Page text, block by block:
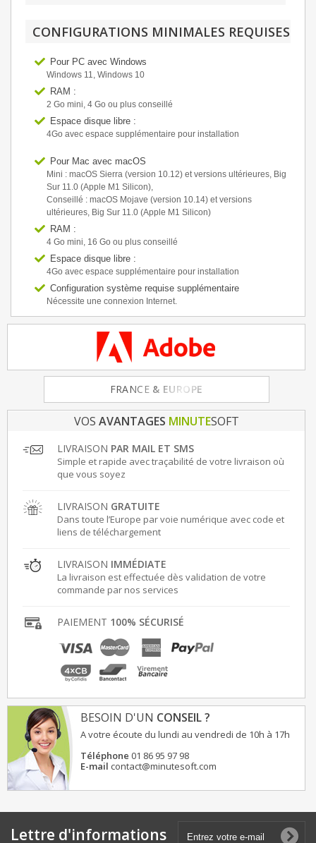
CONFIGURATIONS MINIMALES REQUISES
Pour PC avec Windows
Windows 11, Windows 10
RAM :
2 Go mini, 4 Go ou plus conseillé
Espace disque libre :
4Go avec espace supplémentaire pour installation
Pour Mac avec macOS
Mini : macOS Sierra (version 10.12) et versions ultérieures, Big
Sur 11.0 (Apple M1 Silicon),
Conseillé : macOS Mojave (version 10.14) et versions
ultérieures, Big Sur 11.0 (Apple M1 Silicon)
RAM :
4 Go mini, 16 Go ou plus conseillé
Espace disque libre :
4Go avec espace supplémentaire pour installation
Configuration système requise supplémentaire
Nécessite une connexion Internet.
FRANCE & EUROPE
VOS AVANTAGES MINUTESOFT
LIVRAISON PAR MAIL ET SMS
Simple et rapide avec traçabilité de votre livraison où
que vous soyez
LIVRAISON GRATUITE
Dans toute l’Europe par voie numérique avec code et
liens de téléchargement
LIVRAISON IMMÉDIATE
La livraison est effectuée dès validation de votre
commande par nos services
PAIEMENT 100% SÉCURISÉ
BESOIN D'UN CONSEIL ?
A votre écoute du lundi au vendredi de 10h à 17h
Téléphone 01 86 95 97 98
E-mail contact@minutesoft.com
Lettre d'informations